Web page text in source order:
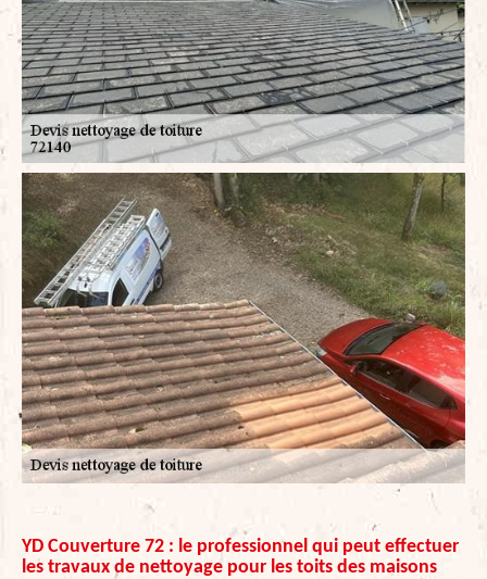
YD Couverture 72 : le professionnel qui peut effectuer
les travaux de nettoyage pour les toits des maisons